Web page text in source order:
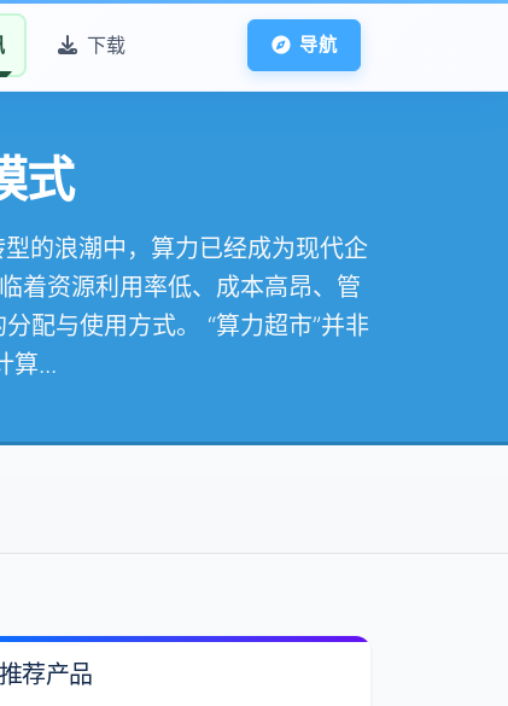
下载 导航
式
的浪潮中，算力已经成为现代企
着资源利用率低、成本高昂、管
配与使用方式。 “算力超市”并非
算...
推荐产品